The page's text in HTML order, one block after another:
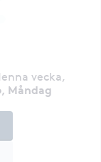
vecka,
Måndag